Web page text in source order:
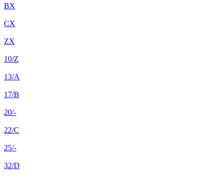
BX
CX
ZX
10/Z
13/A
17/B
20/-
22/C
25/-
32/D